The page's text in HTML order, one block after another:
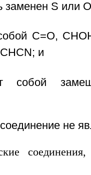
заменен S или
C=O,
и
собой
не